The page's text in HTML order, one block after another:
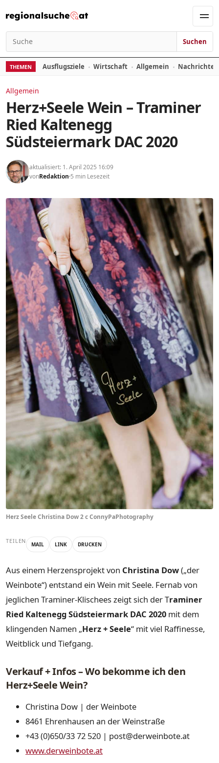
Suchen nach:
Suchen
THEMEN Ausflugsziele Wirtschaft Allgemein
Allgemein
Herz+Seele Wein – Traminer
Ried Kaltenegg
Südsteiermark DAC 2020
aktualisiert: 1. April 2025 16:09
vonRedaktion 5 min Lesezeit
Herz Seele Christina Dow 2 c ConnyPaPhotography
TEILEN MAIL LINK DRUCKEN
Aus einem Herzensprojekt von Christina Dow(„der
Weinbote“) entstand ein Wein mit Seele. Fernab von
jeglichen Traminer-Klischees zeigt sich der Traminer
Ried Kaltenegg Südsteiermark DAC 2020 mit dem
klingenden Namen „Herz + Seele“ mit viel Raffinesse,
Weitblick und Tiefgang.
Verkauf + Infos – Wo bekomme ich den
Herz+Seele Wein?
Christina Dow | der Weinbote
8461 Ehrenhausen an der Weinstraße
+43 (0)650/33 72 520 | post@derweinbote.at
www.derweinbote.at